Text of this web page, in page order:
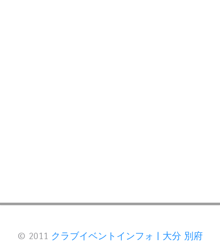
© 2011 クラブイベントインフォ | 大分 別府